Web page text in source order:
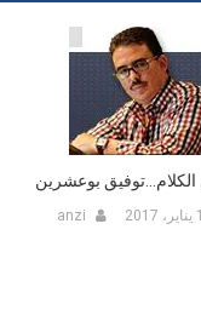
الكلام…توفيق بوعشرين
anzi